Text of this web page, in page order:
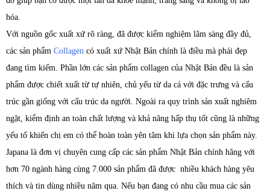
hóa.
Với nguồn gốc xuất xứ rõ ràng, đã được kiểm nghiệm lâm sàng đầy đủ,
các sản phẩm Collagen có xuất xứ Nhật Bản chính là điều mà phái đẹp
đang tìm kiếm. Phần lớn các sản phẩm collagen của Nhật Bản đều là sản
phẩm được chiết xuất từ tự nhiên, chủ yếu từ da cá với đặc trưng và cấu
trúc gần giống với cấu trúc da người. Ngoài ra quy trình sản xuất nghiêm
ngặt, kiểm định an toàn chất lượng và khả năng hấp thụ tốt cũng là những
yếu tố khiến chị em có thể hoàn toàn yên tâm khi lựa chọn sản phẩm này.
Japana là đơn vị chuyên cung cấp các sản phẩm Nhật Bản chính hãng với
hơn 70 ngành hàng cùng 7.000 sản phẩm đã được nhiều khách hàng yêu
thích và tin dùng nhiều năm qua. Nếu bạn đang có nhu cầu mua các sản